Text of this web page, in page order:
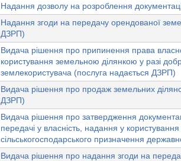
Надання дозволу на розроблення
Надання згоди на передачу орендованої
ДЗРП)
Видача рішення про припинення права
користування земельною ділянкою у разі
землекористувача (послуга надається ДЗРП)
Видача рішення про продаж земельних
ДЗРП)
Видача рішення про затвердження
передачі у власність, надання у
сільськогосподарського призначення
Видача рішення про надання згоди на